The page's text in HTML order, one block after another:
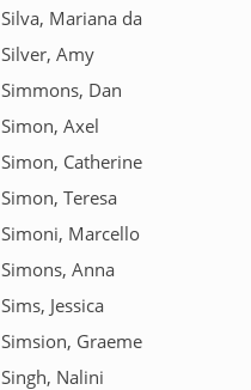
Silva, Mariana da
Silver, Amy
Simmons, Dan
Simon, Axel
Simon, Catherine
Simon, Teresa
Simoni, Marcello
Simons, Anna
Sims, Jessica
Simsion, Graeme
Singh, Nalini